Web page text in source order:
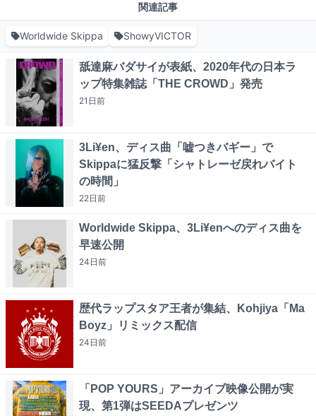
関連記事
Worldwide Skippa ShowyVICTOR
舐達麻バダサイが表紙、2020年代の日本ラ
ップ特集雑誌「THE CROWD」発売
21日前
3Li¥en、ディス曲「嘘つきバギー」で
Skippaに猛反撃「シャトレーゼ戻れバイト
の時間」
22日前
Worldwide Skippa、3Li¥enへのディス曲を
早速公開
24日前
歴代ラップスタア王者が集結、Kohjiya「Ma
Boyz」リミックス配信
24日前
「POP YOURS」アーカイブ映像公開が実
現、第1弾はSEEDAプレゼンツ